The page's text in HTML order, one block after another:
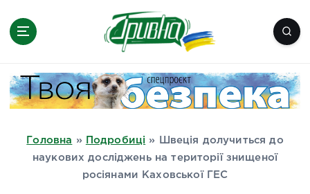
Миколаїв, Одеса, Мелітополь
Головна » Подробиці »
Швеція долучиться до
наукових досліджень на території знищеної
росіянами Каховської ГЕС